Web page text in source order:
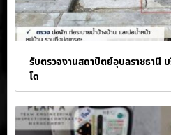
รับตรวจงานสถาปัตย์อุบลราชธานี
โด